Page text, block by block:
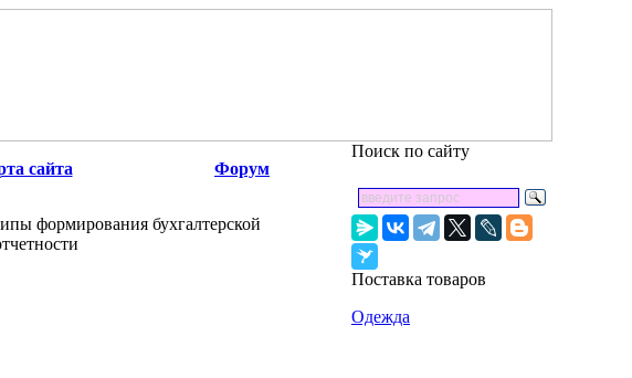
сайта Форум
формирования бухгалтерской
Поиск по сайту
Поставка товаров
Одежда